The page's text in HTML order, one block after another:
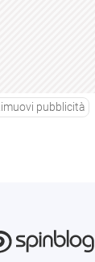
pubblicità